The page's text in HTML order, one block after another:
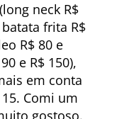
neck R$
frita R$
R$ 80 e
e R$ 150),
em conta
Comi um
gostoso.